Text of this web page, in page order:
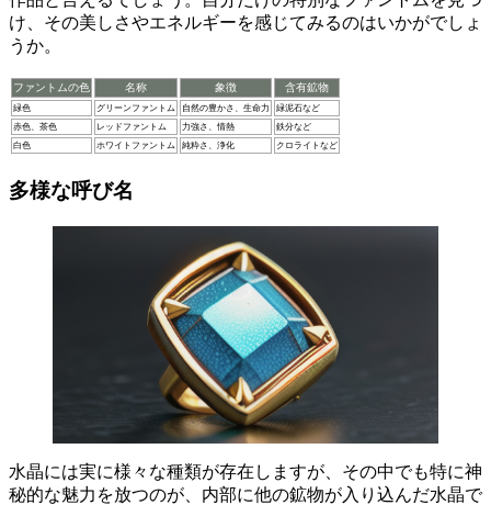
け、その美しさやエネルギーを感じてみるのはいかがでしょ
うか。
ファントムの色 名称 象徴 含有鉱物
緑色 グリーンファントム 自然の豊かさ、生命力
緑泥石など
赤色、茶色
レッドファントム 力強さ、情熱
鉄分など
白色
ホワイトファントム 純粋さ、浄化 クロライトなど
多様な呼び名
水晶には実に様々な種類が存在しますが、その中でも特に神
秘的な魅力を放つのが、 内部に他の鉱物が入り込んだ水晶で